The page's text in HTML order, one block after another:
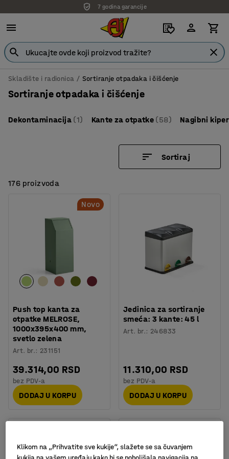
7 godina garancije
Skladište i radionica Sortiranje otpadaka i čišćenje
Sortiranje otpadaka i čišćenje
Dekontaminacija (1) Kante za otpatke (58) Nagibni
Sortiraj
176 proizvoda
Novo
Push top kanta za
otpatke MELROSE,
1000x395x400 mm,
svetlo zelena
Art. br.: 231151
39.314,00 RSD
bez PDV-a
DODAJ U KORPU
Jedinica za sortiranje
smeća: 3 kante: 45 l
Art. br.: 246833
11.310,00 RSD
bez PDV-a
DODAJ U KORPU
Klikom na „Prihvatite sve kukije“, slažete se sa čuvanjem